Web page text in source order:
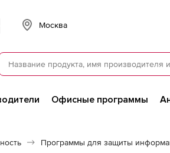
Москва
Офисные программы
Программы для защиты